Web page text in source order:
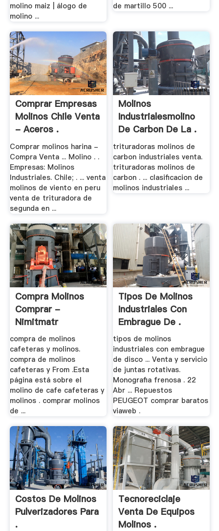
molino maiz | álogo de
molino ...
de martillo 500 ...
Comprar Empresas
Molinos Chile Venta
- Aceros .
Comprar molinos harina -
Compra Venta ... Molino . .
Empresas: Molinos
Industriales. Chile; . ... venta
molinos de viento en peru
venta de trituradora de
segunda en ...
Molinos
Industrialesmolino
De Carbon De La .
trituradoras molinos de
carbon industriales venta.
trituradoras molinos de
carbon . ... clasificacion de
molinos industriales ...
Compra Molinos
Comprar -
Nimitmatr
compra de molinos
cafeteras y molinos.
compra de molinos
cafeteras y From .Esta
página está sobre el
molino de cafe cafeteras y
molinos . comprar molinos
de ...
Tipos De Molinos
Industriales Con
Embrague De .
tipos de molinos
industriales con embrague
de disco ... Venta y servicio
de juntas rotativas.
Monografia frenosa . 22
Abr ... Repuestos
PEUGEOT comprar baratos
viaweb .
Costos De Molinos
Pulverizadores Para
.
Tecnoreciclaje
Venta De Equipos
Molinos .